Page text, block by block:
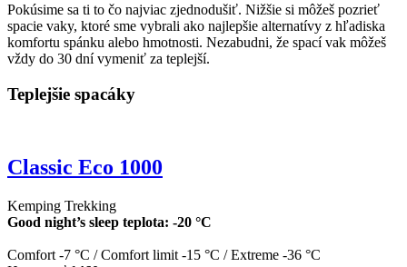
Pokúsime sa ti to čo najviac zjednodušiť. Nižšie si môžeš pozrieť
spacie vaky, ktoré sme vybrali ako najlepšie alternatívy z hľadiska
komfortu spánku alebo hmotnosti. Nezabudni, že spací vak môžeš
vždy do 30 dní vymeniť za teplejší.
Teplejšie spacáky
Classic Eco 1000
Kemping Trekking
Good night’s sleep teplota: -20 °C
Comfort -7 °C /Comfort limit -15 °C /Extreme -36 °C